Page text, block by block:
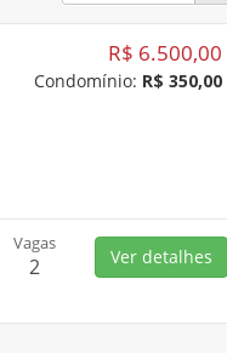
R$ 6.500,00
Condomínio: R$ 350,00
Ver detalhes
Vagas
2